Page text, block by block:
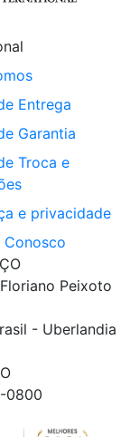
Entrega
Garantia
Troca e
e privacidade
Conosco
Peixoto
- Uberlandia
0800